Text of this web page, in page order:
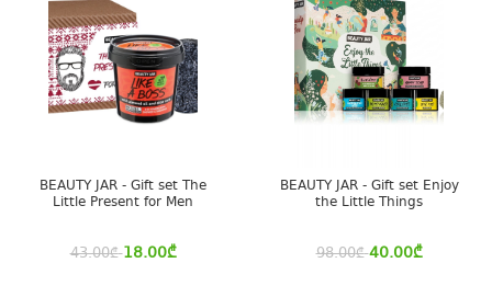
BEAUTY JAR - Gift set The
Little Present for Men
43.00₾ 18.00₾
BEAUTY JAR - Gift set Enjoy
the Little Things
98.00₾ 40.00₾